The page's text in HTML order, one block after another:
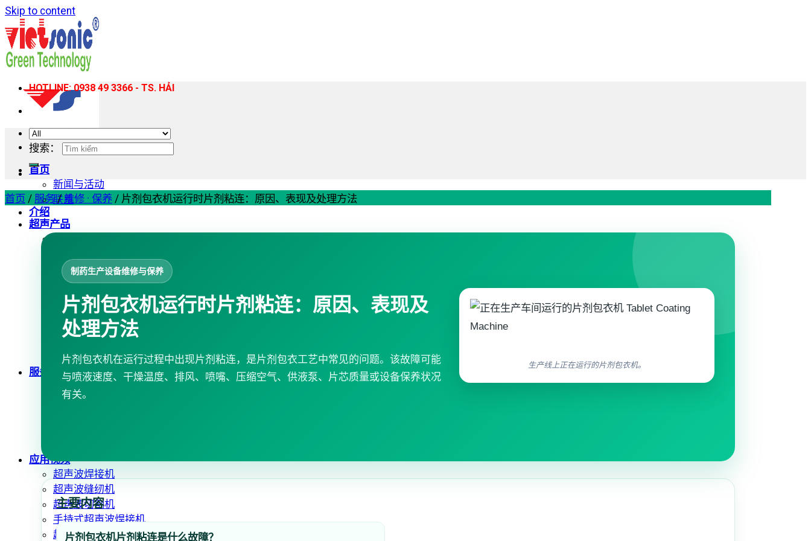
Skip to content
首页
新闻与活动
联系
介绍
超声产品
超声波缝纫机
超声波均质提取机
超声波切割机
超声波锡片焊接机
袋子生产线
金属超声波焊接机
服务
企业培训
咨询 · 设计
应用视频
超声波焊接机
超声波缝纫机
超声波切割机
手持式超声波焊接机
超声波锡片焊接机
HOTLINE: 0938 49 3366 - TS. HẢI
搜索：
首页 / 服务 / 维修 · 保养 / 片剂包衣机运行时片剂粘连：原因、表现及处理方法
制药生产设备维修与保养
片剂包衣机运行时片剂粘连：原因、表现及
处理方法
片剂包衣机在运行过程中出现片剂粘连，是片剂包衣工艺中常见的问题。该故障可能
与喷液速度、干燥温度、排风、喷嘴、压缩空气、供液泵、片芯质量或设备保养状况
有关。
生产线上正在运行的片剂包衣机。
主要内容
片剂包衣机片剂粘连是什么故障？